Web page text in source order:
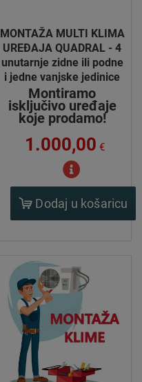
MONTAŽA MULTI KLIMA
UREĐAJA QUADRAL - 4
unutarnje zidne ili podne
i jedne vanjske jedinice
Montiramo
isključivo uređaje
koje prodamo!
1.000,00 €
Dodaj u košaricu